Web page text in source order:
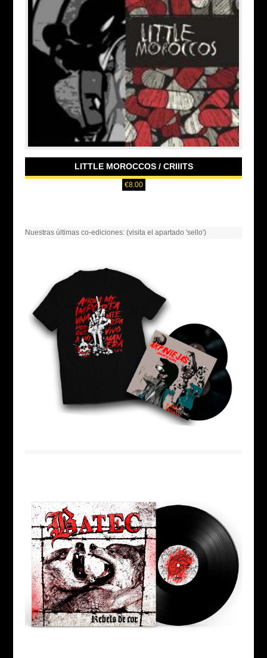
LITTLE MOROCCOS / CRIIITS
€8.00
Nuestras últimas co-ediciones: (visita el apartado 'sello')